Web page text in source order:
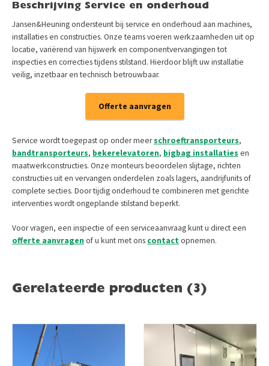
Beschrijving Service en onderhoud
Jansen&Heuning ondersteunt bij service en onderhoud aan machines,
installaties en constructies. Onze teams voeren werkzaamheden uit op
locatie, variërend van hijswerk en componentvervangingen tot
inspecties en correcties tijdens stilstand. Hierdoor blijft uw installatie
veilig, inzetbaar en technisch betrouwbaar.
Offerte aanvragen
Service wordt toegepast op onder meerschroeftransporteurs,
bandtransporteurs, bekerelevatoren, bigbag installaties en
maatwerkconstructies. Onze monteurs beoordelen slijtage, richten
constructies uit en vervangen onderdelen zoals lagers, aandrijfunits of
complete secties. Door tijdig onderhoud te combineren met gerichte
interventies wordt ongeplande stilstand beperkt.
Voor vragen, een inspectie of een serviceaanvraag kunt u direct een
offerte aanvragen of u kunt met ons contact opnemen.
Gerelateerde producten (3)